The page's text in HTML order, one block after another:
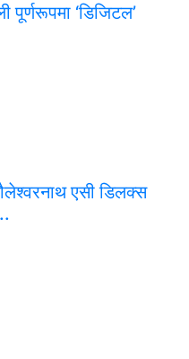
‘डिजिटल’
एसी डिलक्स